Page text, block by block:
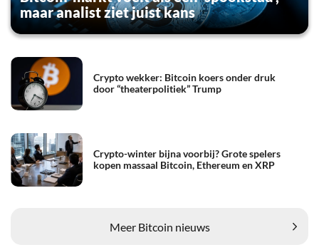
maar analist ziet juist kans
Crypto wekker: Bitcoin koers onder druk
door “theaterpolitiek” Trump
Crypto-winter bijna voorbij? Grote spelers
kopen massaal Bitcoin, Ethereum en XRP
Meer Bitcoin nieuws